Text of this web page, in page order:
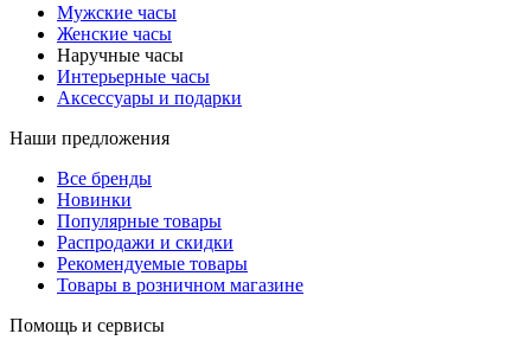
Мужские часы
Женские часы
Наручные часы
Интерьерные часы
Аксессуары и подарки
Наши предложения
Все бренды
Новинки
Популярные товары
Распродажи и скидки
Рекомендуемые товары
Товары в розничном магазине
Помощь и сервисы